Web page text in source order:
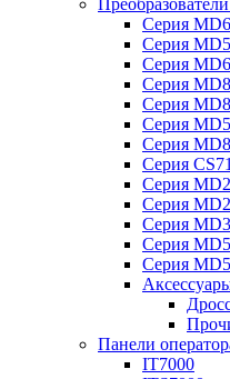
Серия
Серия
Серия
Серия
Серия
Серия
Серия
Серия
Серия
Серия
Серия
Серия
Серия
Панели
IT7000